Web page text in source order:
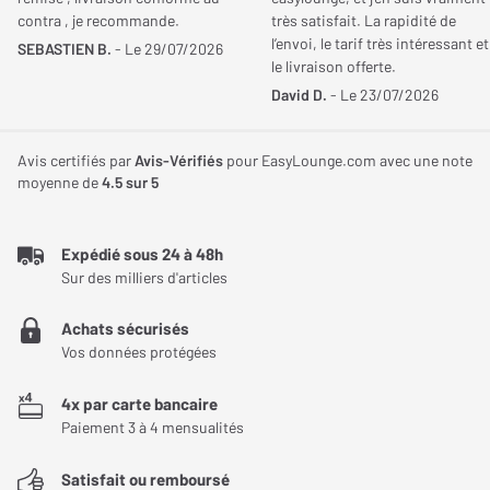
Une hauteur idéale pour une meilleure écoute
Avec une hauteur de 21 cm, ces pieds permettent de positionner
les enceintes à un niveau optimal. Cette élévation améliore la
diffusion sonore et la perception des détails. Ils sont
surface plane.
Le plateau supérieur est orientable jusqu’à 90°, soit 45° de
chaque côté. Cette flexibilité permet d’ajuster précisément
l’orientation des enceintes vers la zone d’écoute. Vous bénéficiez
ainsi d’une meilleure spatialisation et d’une écoute plus
Une structure en acier robuste et fiable
Conçus en acier, ces pieds offrent une excellente solidité et
Hauteur 210 mm
210 mm
supérieur (mm)
supérieur (mm)
Profondeur Base (mm)
JE DONNE MON AVIS
contra , je recommande.
SEBASTIEN B. - Le 29/07/2026
très satisfait. La rapidité de
l’envoi, le tarif très intéressant et
le livraison offerte.
David D. - Le 23/07/2026
Avis certifiés parAvis-Vérifiés pour EasyLounge.com avec une note
moyenne de4.5sur 5
Expédié sous 24 à 48h
Sur des milliers d'articles
Achats sécurisés
Vos données protégées
4x par carte bancaire
Paiement 3 à 4 mensualités
Satisfait ou remboursé